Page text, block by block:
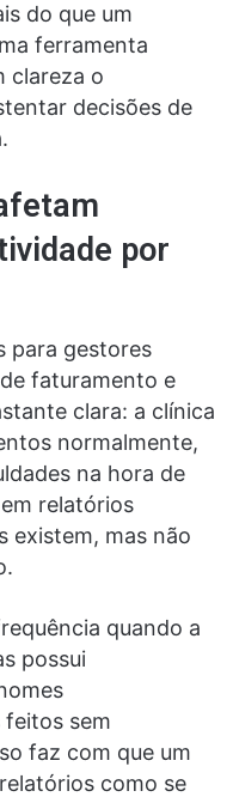
do que um
ferramenta
clareza o
decisões de
por
para gestores
faturamento e
clara: a clínica
normalmente,
na hora de
relatórios
existem, mas não
quando a
possui
sem
faz com que um
como se